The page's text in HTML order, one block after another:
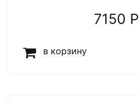
7150 P
в корзину